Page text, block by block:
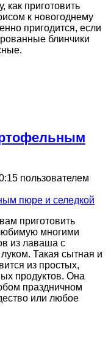
как приготовить
к новогоднему
пригодится, если
блинчики
пользователем
приготовить
многими
из лаваша с
Такая сытная и
из простых,
продуктов. Она
праздничном
или любое